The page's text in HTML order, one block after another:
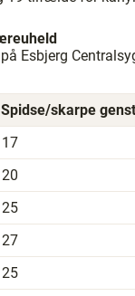
Esbjerg
Spidse/skarpe
17
20
25
27
25